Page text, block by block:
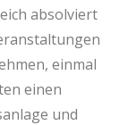
absolviert
einmal
einen
und